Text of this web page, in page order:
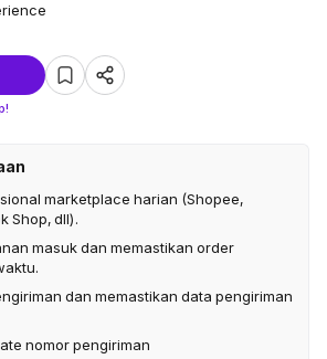
marketplace harian (Shopee,
Shop, dll).
masuk dan memastikan order
dan memastikan data pengiriman
nomor pengiriman